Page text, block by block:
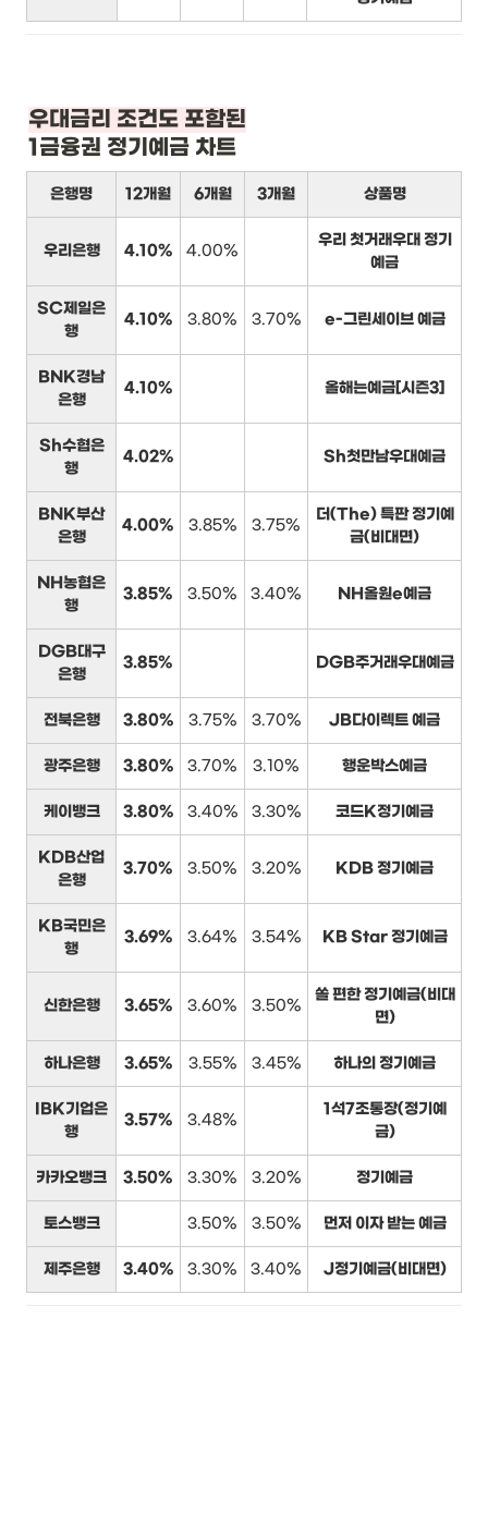
1금융권 정기예금 차트
은행명 12개월 6개월 3개월 상품명
우리은행 4.10% 4.00%
우리 첫거래우대 정기
예금
SC제일은
행
4.10% 3.80% 3.70% e-그린세이브 예금
BNK경남
은행
4.10% 올해는예금[시즌3]
Sh수협은
행
4.02% Sh첫만남우대예금
BNK부산
은행
4.00% 3.85% 3.75%
더(The) 특판 정기예
금(비대면)
NH농협은
행
3.85% 3.50% 3.40% NH올원e예금
DGB대구
은행
3.85% DGB주거래우대예금
전북은행 3.80% 3.75% 3.70% JB다이렉트 예금
광주은행 3.80% 3.70% 3.10% 행운박스예금
케이뱅크 3.80% 3.40% 3.30% 코드K정기예금
KDB산업
은행
3.70% 3.50% 3.20% KDB 정기예금
KB국민은
행
3.69% 3.64% 3.54% KB Star 정기예금
신한은행 3.65% 3.60% 3.50%
쏠 편한 정기예금(비대
면)
하나은행 3.65% 3.55% 3.45% 하나의 정기예금
IBK기업은
행
3.57% 3.48%
1석7조통장(정기예
금)
카카오뱅크 3.50% 3.30% 3.20% 정기예금
토스뱅크 3.50% 3.50% 먼저 이자 받는 예금
제주은행 3.40% 3.30% 3.40% J정기예금(비대면)